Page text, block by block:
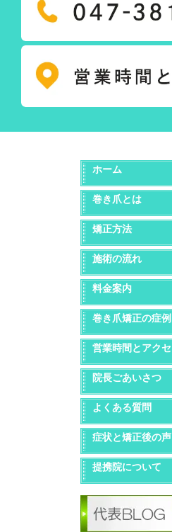
ホーム
巻き爪とは
矯正方法
施術の流れ
料金案内
巻き爪矯正の症例
営業時間とアク
院長ごあいさつ
よくある質問
症状と矯正後の声
提携院について